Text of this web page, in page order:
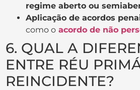
regime aberto ou
Aplicação de acordos
como o acordo de não
6. QUAL A
ENTRE RÉU
REINCIDENTE?